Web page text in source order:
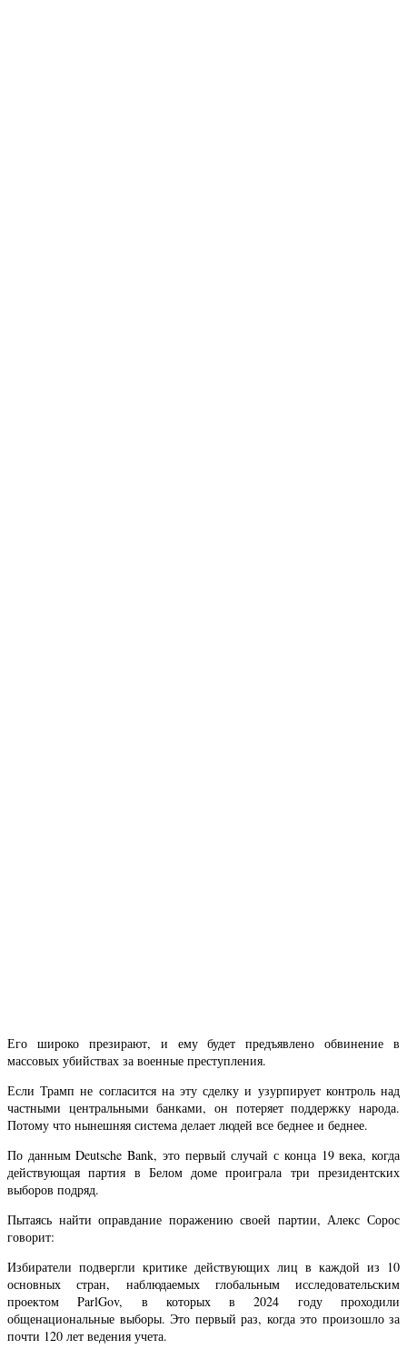
Его широко презирают, и ему будет предъявлено обвинение в
массовых убийствах за военные преступления.
Если Трамп не согласится на эту сделку и узурпирует контроль над
частными центральными банками, он потеряет поддержку народа.
Потому что нынешняя система делает людей все беднее и беднее.
По данным Deutsche Bank, это первый случай с конца 19 века, когда
действующая партия в Белом доме проиграла три президентских
выборов подряд.
Пытаясь найти оправдание поражению своей партии, Алекс Сорос
говорит:
Избиратели подвергли критике действующих лиц в каждой из 10
основных стран, наблюдаемых глобальным исследовательским
проектом ParlGov, в которых в 2024 году проходили
общенациональные выборы. Это первый раз, когда это произошло за
почти 120 лет ведения учета.